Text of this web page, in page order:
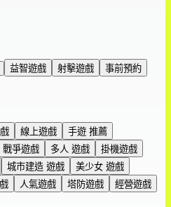
益智遊戲 射擊遊戲 事前預約
線上遊戲
手遊 推薦
戰爭遊戲 多人 遊戲
掛機遊戲
城市建造 遊戲
美少女 遊戲
人氣遊戲 塔防遊戲
經營遊戲